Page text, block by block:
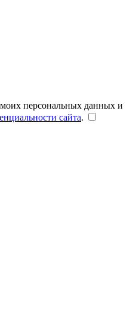
персональных данных и
сайта.